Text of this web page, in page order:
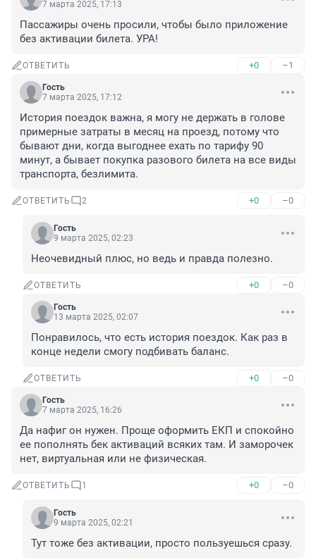
7 марта 2025, 17:13
Пассажиры очень просили, чтобы было приложение
без активации билета. УРА!
ОТВЕТИТЬ +0 –1
Гость
7 марта 2025, 17:12
История поездок важна, я могу не держать в голове
примерные затраты в месяц на проезд, потому что
бывают дни, когда выгоднее ехать по тарифу 90
минут, а бывает покупка разового билета на все виды
транспорта, безлимита.
ОТВЕТИТЬ 2 +0 –0
Гость
9 марта 2025, 02:23
Неочевидный плюс, но ведь и правда полезно.
ОТВЕТИТЬ +0 –0
Гость
13 марта 2025, 02:07
Понравилось, что есть история поездок. Как раз в
конце недели смогу подбивать баланс.
ОТВЕТИТЬ +0 –0
Гость
7 марта 2025, 16:26
Да нафиг он нужен. Проще оформить ЕКП и спокойно
ее пополнять бек активаций всяких там. И заморочек
нет, виртуальная или не физическая.
ОТВЕТИТЬ 1 +0 –0
Гость
9 марта 2025, 02:21
Тут тоже без активации, просто пользуешься сразу.